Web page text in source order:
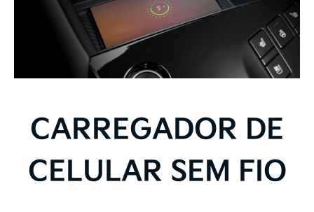
CARREGADOR DE
CELULAR SEM FIO